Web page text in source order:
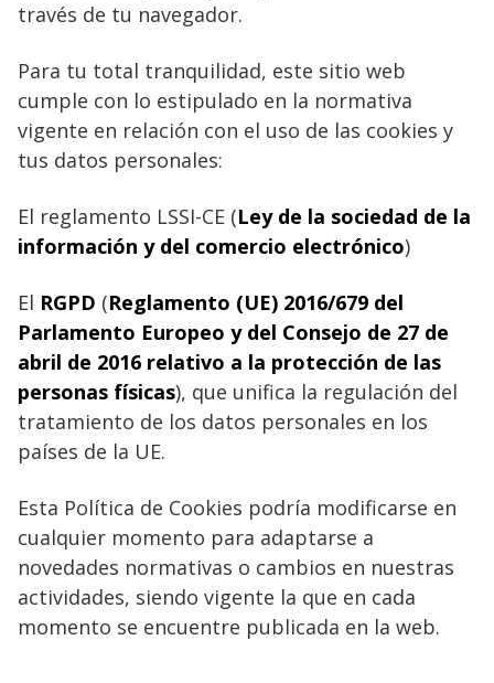
través de tu navegador.
Para tu total tranquilidad, este sitio web
cumple con lo estipulado en la normativa
vigente en relación con el uso de las cookies y
tus datos personales:
El reglamento LSSI-CE (Ley de la sociedad de la
información y del comercio electrónico)
El RGPD (Reglamento (UE) 2016/679 del
Parlamento Europeo y del Consejo de 27 de
abril de 2016 relativo a la protección de las
personas físicas), que unifica la regulación del
tratamiento de los datos personales en los
países de la UE.
Esta Política de Cookies podría modificarse en
cualquier momento para adaptarse a
novedades normativas o cambios en nuestras
actividades, siendo vigente la que en cada
momento se encuentre publicada en la web.